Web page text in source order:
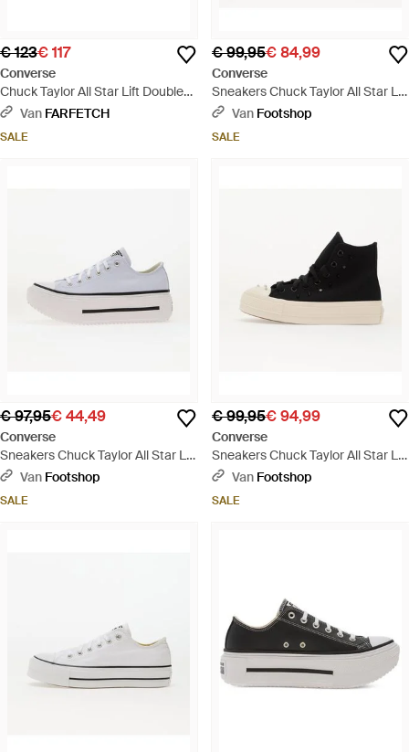
€ 123€ 117
Converse
Chuck Taylor All Star Lift Double
Stack High-Top Sneakers - Wit
Van FARFETCH
SALE
€ 99,95€ 84,99
Converse
Sneakers Chuck Taylor All Star Lift
Khaki/ Off Eur - Naturel
Van Footshop
SALE
€ 97,95€ 44,49
Converse
Sneakers Chuck Taylor All Star Lift
Double Stack Eur - Wit
Van Footshop
SALE
€ 99,95€ 94,99
Converse
Sneakers Chuck Taylor All Star Lift
Hi/ Vintage/ Eur - Zwart
Van Footshop
SALE